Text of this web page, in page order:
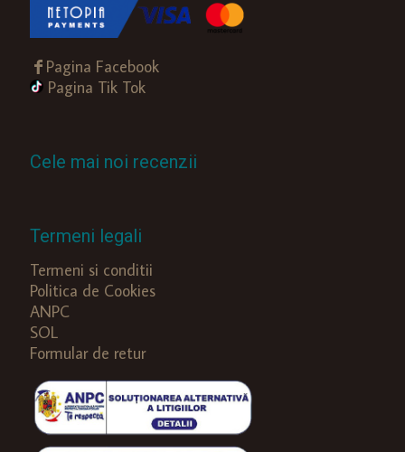
Pagina Facebook
Pagina Tik Tok
Cele mai noi recenzii
Termeni legali
Termeni si conditii
Politica de Cookies
ANPC
SOL
Formular de retur